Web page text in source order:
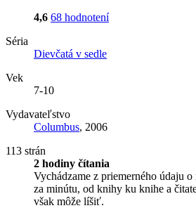
4,6 68 hodnotení
Séria
Dievčatá v sedle
Vek
7-10
Vydavateľstvo
Columbus, 2006
113 strán
2 hodiny čítania
Vychádzame z priemerného údaju
za minútu, od knihy ku knihe a
však môže líšiť.